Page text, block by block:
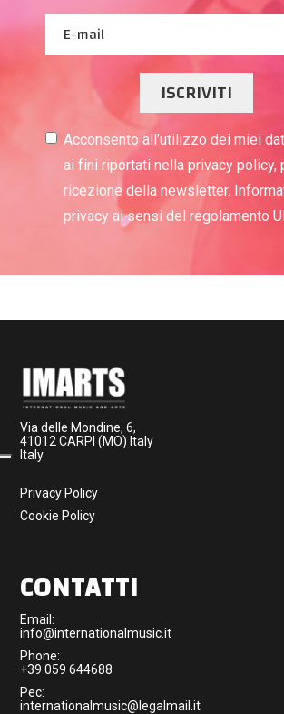
ISCRIVITI
Acconsento all’utilizzo dei miei
ai fini riportati nella privacy policy,
ricezione della newsletter.
privacy ai sensi del regolamento
Via delle Mondine, 6,
41012 CARPI (MO) Italy
Italy
Privacy Policy
Cookie Policy
CONTATTI
Email:
info@internationalmusic.it
Phone:
+39 059 644688
Pec:
internationalmusic@legalmail.it